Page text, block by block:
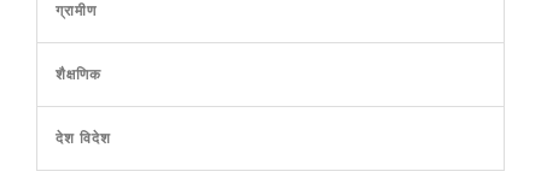
ग्रामीण
शैक्षणिक
देश विदेश